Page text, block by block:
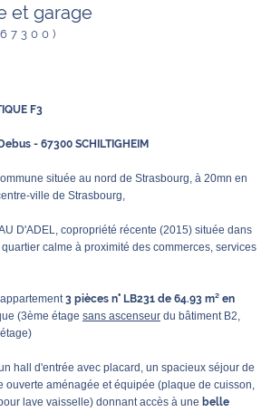
et garage
F3
- 67300 SCHILTIGHEIM
située au nord de Strasbourg, à 20mn en
ville de Strasbourg,
D'ADEL, copropriété récente (2015) située dans
calme à proximité des commerces, services
3 pièces n° LB231 de 64.93 m² en
(3ème étage sans ascenseur du bâtiment B2,
hall d'entrée avec placard, un spacieux séjour de
ouverte aménagée et équipée (plaque de cuisson,
lave vaisselle) donnant accès à une belle